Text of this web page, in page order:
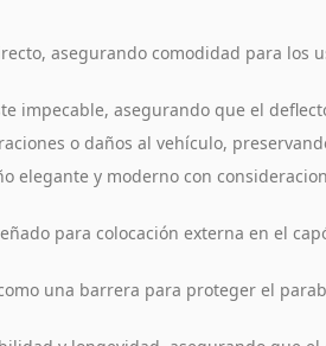
asegurando comodidad para
impecable, asegurando que el
o daños al vehículo,
elegante y moderno con
para colocación externa en el
una barrera para proteger el